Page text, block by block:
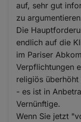
auf, sehr gut
zu
Die
endlich auf die
im Pariser
Verpflichtungen
religiös
- es ist in
Vernünftige.
Wenn Sie jetzt